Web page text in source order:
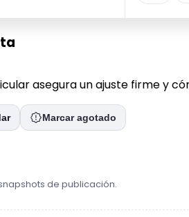
asegura un ajuste firme y
Marcar agotado
de publicación.